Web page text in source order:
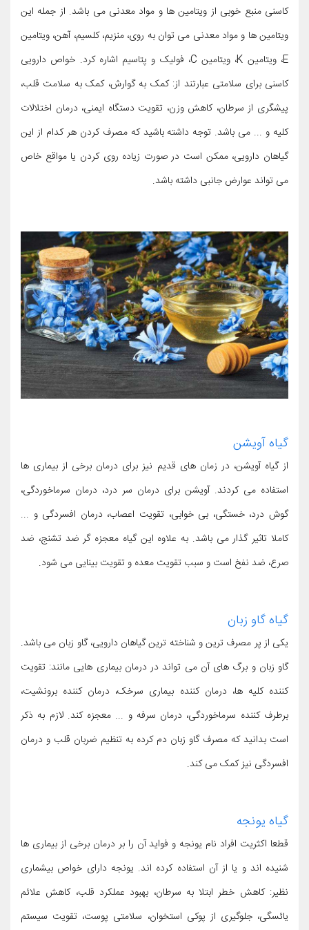
کاسنی منبع خوبی از ویتامین ها و مواد معدنی می باشد. از جمله این
ویتامین ها و مواد معدنی می توان به روی، منزیم، کلسیم، آهن، ویتامین
E، ویتامین K، ویتامین C، فولیک و پتاسیم اشاره کرد. خواص دارویی
کاسنی برای سلامتی عبارتند از: کمک به گوارش، کمک به سلامت قلب،
پیشگری از سرطان، کاهش وزن، تقویت دستگاه ایمنی، درمان اختلالات
کلیه و ... می باشد. توجه داشته باشید که مصرف کردن هر کدام از این
گیاهان دارویی، ممکن است در صورت زیاده روی کردن یا مواقع خاص
می تواند عوارض جانبی داشته باشد.
گیاه آویشن
از گیاه آویشن، در زمان های قدیم نیز برای درمان برخی از بیماری ها
استفاده می کردند. آویشن برای درمان سر درد، درمان سرماخوردگی،
گوش درد، خستگی، بی خوابی، تقویت اعصاب، درمان افسردگی و ...
کاملا تاثیر گذار می باشد. به علاوه این گیاه معجزه گر ضد تشنج، ضد
صرع، ضد نفخ است و سبب تقویت معده و تقویت بینایی می شود.
گیاه گاو زبان
یکی از پر مصرف ترین و شناخته ترین گیاهان دارویی، گاو زبان می باشد.
گاو زبان و برگ های آن می تواند در درمان بیماری هایی مانند: تقویت
کننده کلیه ها، درمان کننده بیماری سرخک، درمان کننده برونشیت،
برطرف کننده سرماخوردگی، درمان سرفه و ... معجزه کند. لازم به ذکر
است بدانید که مصرف گاو زبان دم کرده به تنظیم ضربان قلب و درمان
افسردگی نیز کمک می کند.
گیاه یونجه
قطعا اکثریت افراد نام یونجه و فواید آن را بر درمان برخی از بیماری ها
شنیده اند و یا از آن استفاده کرده اند. یونجه دارای خواص بیشماری
نظیر: کاهش خطر ابتلا به سرطان، بهبود عملکرد قلب، کاهش علائم
یائسگی، جلوگیری از پوکی استخوان، سلامتی پوست، تقویت سیستم